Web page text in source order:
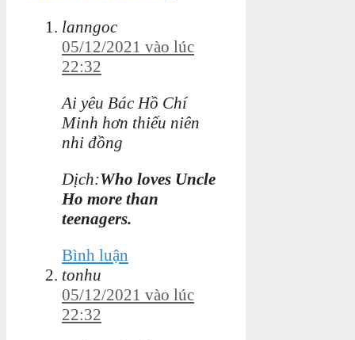
lanngoc
05/12/2021 vào lúc
22:32
Ai yêu Bác Hồ Chí
Minh hơn thiếu niên
nhi đồng
Dịch:Who loves Uncle
Ho more than
teenagers.
Bình luận
tonhu
05/12/2021 vào lúc
22:32